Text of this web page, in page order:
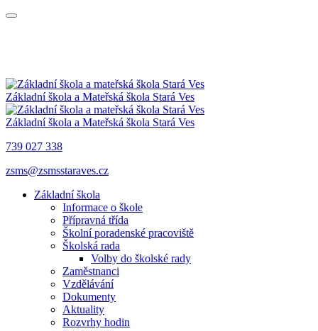
Základní škola a Mateřská škola Stará Ves
Základní škola a Mateřská škola Stará Ves
739 027 338
zsms@zsmsstaraves.cz
Základní škola
Informace o škole
Přípravná třída
Školní poradenské pracoviště
Školská rada
Volby do školské rady
Zaměstnanci
Vzdělávání
Dokumenty
Aktuality
Rozvrhy hodin